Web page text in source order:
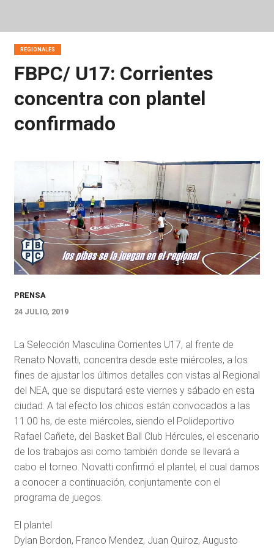
REGIONALES
FBPC/ U17: Corrientes
concentra con plantel
confirmado
PRENSA
24 JULIO, 2019
La Selección Masculina Corrientes U17, al frente de
Renato Novatti, concentra desde este miércoles, a los
fines de ajustar los últimos detalles con vistas al Regional
del NEA, que se disputará este viernes y sábado en esta
ciudad. A tal efecto los chicos están convocados a las
11.00 hs, de este miércoles, siendo el Polideportivo
Rafael Cañete, del Basket Ball Club Hércules, el escenario
de los trabajos asi como también donde se llevará a
cabo el torneo. Novatti confirmó el plantel, el cual damos
a conocer a continuación, conjuntamente con el
programa de juegos.
El plantel
Dylan Bordon, Franco Mendez, Juan Quiroz, Augusto